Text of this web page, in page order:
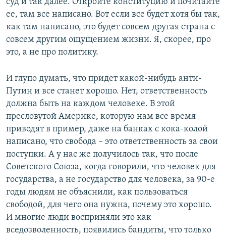
суд и так далее. Откройте конституцию и почитайте
ее, там все написано. Вот если все будет хотя бы так,
как там написано, это будет совсем другая страна с
совсем другим ощущением жизни. Я, скорее, про
это, а не про политику.
И глупо думать, что придет какой-нибудь анти-
Путин и все станет хорошо. Нет, ответственность
должна быть на каждом человеке. В этой
пресловутой Америке, которую нам все время
приводят в пример, даже на банках с кока-колой
написано, что свобода – это ответственность за свои
поступки. А у нас же получилось так, что после
Советского Союза, когда говорили, что человек для
государства, а не государство для человека, за 90-е
годы людям не объяснили, как пользоваться
свободой, для чего она нужна, почему это хорошо.
И многие люди восприняли это как
вседозволенность, появились бандиты, что только